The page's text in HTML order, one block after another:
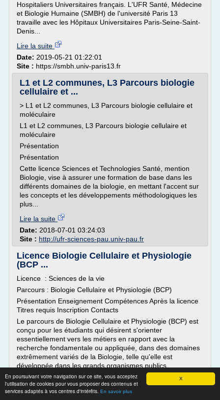
X
En poursuivant votre navigation sur ce site, vous acceptez
l'utilisation de cookies pour vous proposer des contenus et
services adaptés à vos centres d'intérêts. En savoir plus
Hospitaliers Universitaires français. L'UFR Santé, Médecine
et Biologie Humaine (SMBH) de l'université Paris 13
travaille avec les Hôpitaux Universitaires Paris-Seine-Saint-
Denis...
Lire la suite
Date: 2019-05-21 01:22:01
Site : https://smbh.univ-paris13.fr
L1 et L2 communes, L3 Parcours biologie
cellulaire et ...
> L1 et L2 communes, L3 Parcours biologie cellulaire et
moléculaire
L1 et L2 communes, L3 Parcours biologie cellulaire et
moléculaire
Présentation
Présentation
Cette licence Sciences et Technologies Santé, mention
Biologie, vise à assurer une formation de base dans les
différents domaines de la biologie, en mettant l'accent sur
les concepts et les développements méthodologiques les
plus...
Lire la suite
Date: 2018-07-01 03:24:03
Site : http://ufr-sciences-pau.univ-pau.fr
Licence Biologie Cellulaire et Physiologie
(BCP ...
Licence : Sciences de la vie
Parcours : Biologie Cellulaire et Physiologie (BCP)
Présentation Enseignement Compétences Après la licence
Titres requis Inscription Contacts
Le parcours de Biologie Cellulaire et Physiologie (BCP) est
conçu pour les étudiants qui désirent s'orienter
essentiellement vers les métiers en rapport avec la
recherche fondamentale ou appliquée, dans des domaines
extrêmement variés de la Biologie, telle qu'elle est
développée dans les grands organismes publics...
Lire la suite